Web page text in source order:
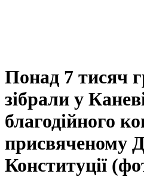
Понад 7 тисяч
зібрали у
благодійного
присвяченому
Конституції